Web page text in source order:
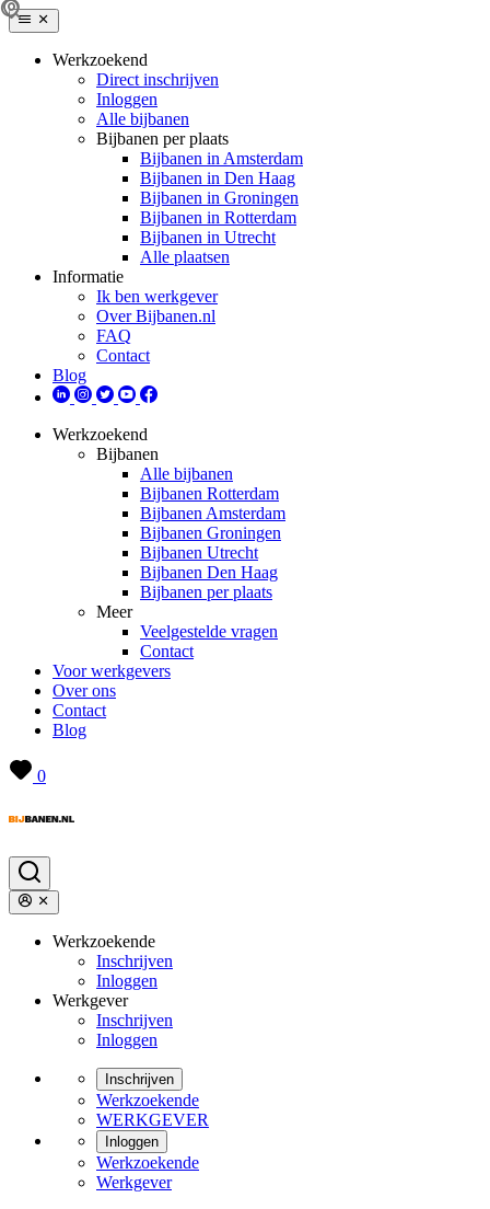
Werkzoekend
Direct inschrijven
Inloggen
Alle bijbanen
Bijbanen per plaats
Bijbanen in Amsterdam
Bijbanen in Den Haag
Bijbanen in Groningen
Bijbanen in Rotterdam
Bijbanen in Utrecht
Alle plaatsen
Informatie
Ik ben werkgever
Over Bijbanen.nl
FAQ
Contact
Blog
Werkzoekend
Bijbanen
Alle bijbanen
Bijbanen Rotterdam
Bijbanen Amsterdam
Bijbanen Groningen
Bijbanen Utrecht
Bijbanen Den Haag
Bijbanen per plaats
Meer
Veelgestelde vragen
Contact
Voor werkgevers
Over ons
Contact
Blog
0
Werkzoekende
Inschrijven
Inloggen
Werkgever
Inschrijven
Inloggen
Inschrijven
Werkzoekende
WERKGEVER
Inloggen
Werkzoekende
Werkgever